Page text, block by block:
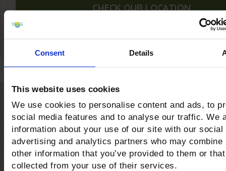
Consent Details
This website uses cookies
We use cookies to personalise content and ads, to
social media features and to analyse our traffic. We
information about your use of our site with our social
advertising and analytics partners who may combine
other information that you’ve provided to them or that
collected from your use of their services.
CHECK OUR LOCATION
Castiglione della
The awards for the quality of the sea and